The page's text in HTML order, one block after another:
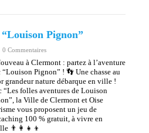
Pignon”
0 Commentaires
à Clermont : partez à l’aventure
“Louison Pignon” ! 👣 Une chasse au
grandeur nature débarque en ville !
“Les folles aventures de Louison
la Ville de Clermont et Oise
vous proposent un jeu de
100 % gratuit, à vivre en
👨‍👩‍👧‍👦